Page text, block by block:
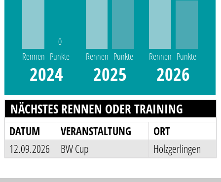
Rennen
0
Punkte
2024
Rennen Punkte
2025
Rennen Punkte
2026
NÄCHSTES RENNEN ODER TRAINING
DATUM VERANSTALTUNG
ORT
12.09.2026
BW Cup Holzgerlingen